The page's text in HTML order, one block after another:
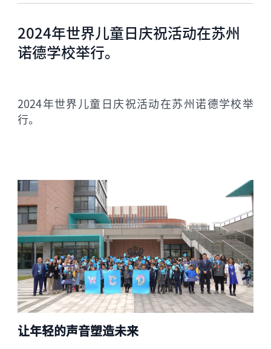
2024年世界儿童日庆祝活动在苏州
诺德学校举行。
2024年世界儿童日庆祝活动在苏州诺德学校举
行。
让年轻的声音塑造未来